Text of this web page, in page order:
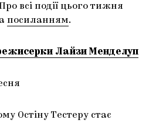
всі події цього тижня
посиланням.
Лайзи Менделуп
Остіну Тестеру стає